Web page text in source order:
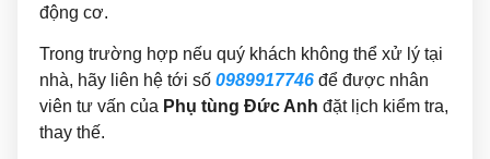
động cơ.
Trong trường hợp nếu quý khách không thể xử lý tại
nhà, hãy liên hệ tới số 0989917746 để được nhân
viên tư vấn của Phụ tùng Đức Anh đặt lịch kiểm tra,
thay thế.